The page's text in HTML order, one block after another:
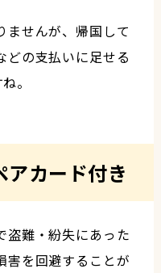
ませんが、帰国して
どの支払いに足せる
。
アカード付き
盗難・紛失にあった
害を回避することが